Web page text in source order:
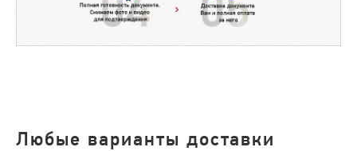
Любые варианты доставки